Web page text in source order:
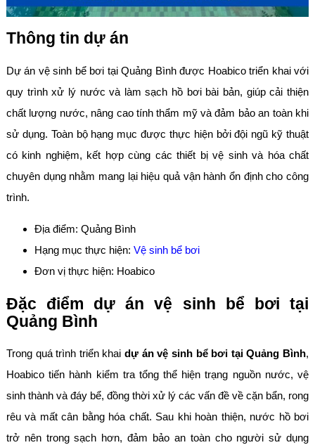
Thông tin dự án
Dự án vệ sinh bể bơi tại Quảng Bình được Hoabico triển khai với
quy trình xử lý nước và làm sạch hồ bơi bài bản, giúp cải thiện
chất lượng nước, nâng cao tính thẩm mỹ và đảm bảo an toàn khi
sử dụng. Toàn bộ hạng mục được thực hiện bởi đội ngũ kỹ thuật
có kinh nghiệm, kết hợp cùng các thiết bị vệ sinh và hóa chất
chuyên dụng nhằm mang lại hiệu quả vận hành ổn định cho công
trình.
Địa điểm: Quảng Bình
Hạng mục thực hiện: Vệ sinh bể bơi
Đơn vị thực hiện: Hoabico
Đặc điểm dự án vệ sinh bể bơi tại
Quảng Bình
Trong quá trình triển khaidự án vệ sinh bể bơi tại Quảng Bình,
Hoabico tiến hành kiểm tra tổng thể hiện trạng nguồn nước, vệ
sinh thành và đáy bể, đồng thời xử lý các vấn đề về cặn bẩn, rong
rêu và mất cân bằng hóa chất. Sau khi hoàn thiện, nước hồ bơi
trở nên trong sạch hơn, đảm bảo an toàn cho người sử dụng